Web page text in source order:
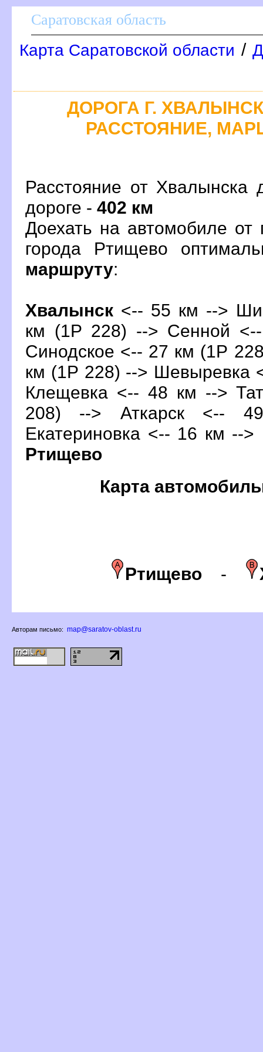
Саратовская область
Карта Саратовской области /
ДОРОГА Г.
РАССТОЯНИЕ,
Расстояние от
дороге - 402 км
Доехать на автомобиле от
орода Ртищево
маршруту:
Хвалынск <-- 55 км -->
км (1Р 228) --> Сенной
Синодское <-- 27 км (1Р
км (1Р 228) --> Шевыревка
Клещевка <-- 48 км -->
208) --> Аткарск <--
Екатериновка <-- 16 км --
Ртищево
Карта
Ртищево-
Авторам письмо: map@saratov-oblast.ru